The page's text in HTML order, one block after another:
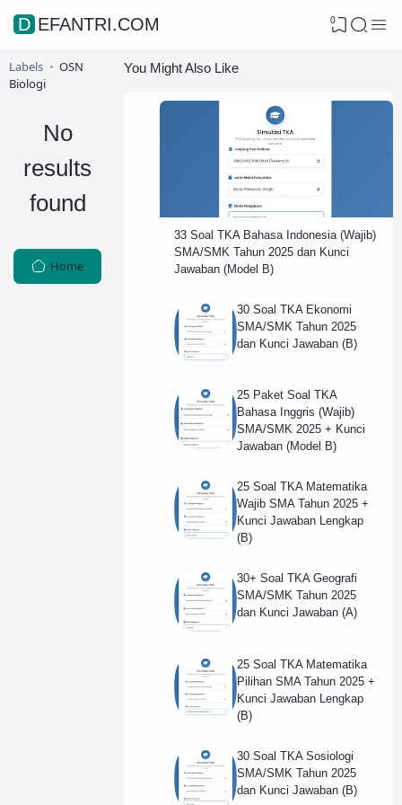
DEFANTRI.COM 0
Labels
OSN
Biologi
No
results
found
Home
You Might Also Like
33 Soal TKA Bahasa Indonesia (Wajib)
SMA/SMK Tahun 2025 dan Kunci
Jawaban (Model B)
30 Soal TKA Ekonomi
SMA/SMK Tahun 2025
dan Kunci Jawaban (B)
25 Paket Soal TKA
Bahasa Inggris (Wajib)
SMA/SMK 2025 + Kunci
Jawaban (Model B)
25 Soal TKA Matematika
Wajib SMA Tahun 2025 +
Kunci Jawaban Lengkap
(B)
30+ Soal TKA Geografi
SMA/SMK Tahun 2025
dan Kunci Jawaban (A)
25 Soal TKA Matematika
Pilihan SMA Tahun 2025 +
Kunci Jawaban Lengkap
(B)
30 Soal TKA Sosiologi
SMA/SMK Tahun 2025
dan Kunci Jawaban (B)